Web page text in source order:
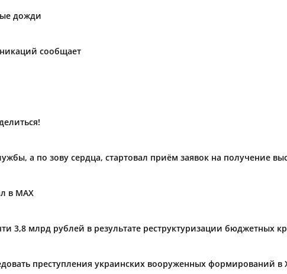
дожди
сообщает
а по зову сердца, стартовал приём заявок на получение
в МАХ
3,8 млрд рублей в результате реструктуризации бюджетных
преступления украинских вооруженных формирований в